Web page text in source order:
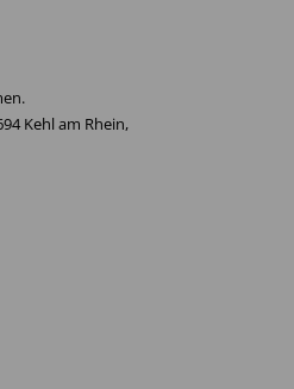
Kehl am Rhein,